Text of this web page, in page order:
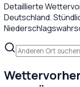
Detaillierte
Deutschland.